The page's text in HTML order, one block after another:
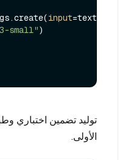
input=text,
small")
توليد تضمين اختباري
الأولى.